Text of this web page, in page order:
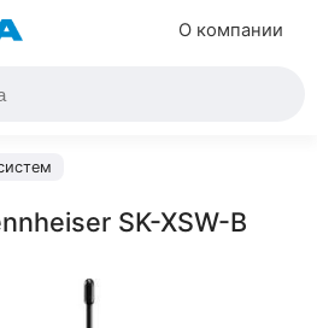
О компании
SK-XSW-B